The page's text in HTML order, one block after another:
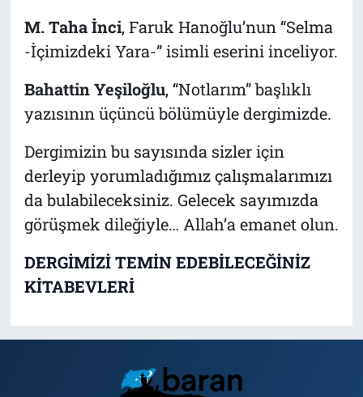
M. Taha İnci, Faruk Hanoğlu’nun “Selma
-İçimizdeki Yara-” isimli eserini inceliyor.
Bahattin Yeşiloğlu, “Notlarım” başlıklı
yazısının üçüncü bölümüyle dergimizde.
Dergimizin bu sayısında sizler için
derleyip yorumladığımız çalışmalarımızı
da bulabileceksiniz. Gelecek sayımızda
görüşmek dileğiyle… Allah’a emanet olun.
DERGİMİZİ TEMİN EDEBİLECEĞİNİZ
KİTABEVLERİ